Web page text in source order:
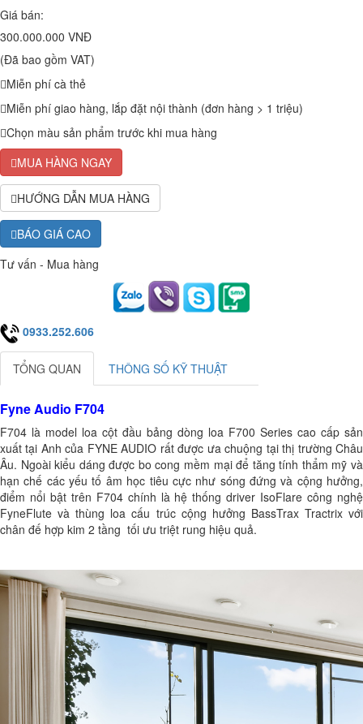
Giá bán:
300.000.000 VNĐ
(Đã bao gồm VAT)
Miễn phí cà thẻ
Miễn phí giao hàng, lắp đặt nội thành (đơn hàng > 1 triệu)
Chọn màu sản phẩm trước khi mua hàng
MUA HÀNG NGAY
HƯỚNG DẪN MUA HÀNG
BÁO GIÁ CAO
Tư vấn - Mua hàng
0933.252.606
TỔNG QUAN THÔNG SỐ KỸ THUẬT
Fyne Audio F704
F704 là model loa cột đầu bảng dòng loa F700 Series cao cấp sản
xuất tại Anh của FYNE AUDIO rất được ưa chuộng tại thị trường Châu
Âu. Ngoài kiểu dáng được bo cong mềm mại để tăng tính thẩm mỹ và
hạn chế các yếu tố âm học tiêu cực như sóng đứng và cộng hưởng,
điểm nổi bật trên F704 chính là hệ thống driver IsoFlare công nghệ
FyneFlute và thùng loa cấu trúc cộng hưởng BassTrax Tractrix với
chân đế hợp kim 2 tầng tối ưu triệt rung hiệu quả.